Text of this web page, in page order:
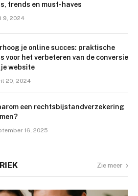
trends en must-haves
9, 2024
je online succes: praktische
voor het verbeteren van de conversie
je website
20, 2024
een rechtsbijstandverzekering
16, 2025
Zie meer